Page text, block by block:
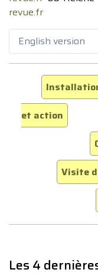
revue.fr
English version
et action
Visite
Les 4